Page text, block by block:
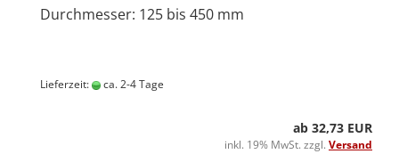
Durchmesser: 125 bis 450 mm
Lieferzeit: ca. 2-4 Tage
ab 32,73 EUR
inkl. 19% MwSt. zzgl. Versand